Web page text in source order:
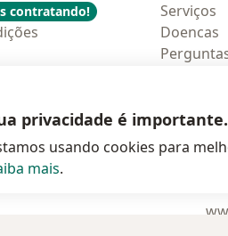
contratando!
Serviços
Doencas
Polska
privacidade é importante.
usando cookies para
mais.